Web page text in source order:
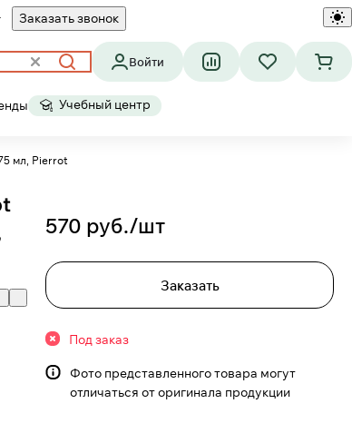
Заказать звонок
Войти
Учебный центр
мл, Pierrot
570 руб./шт
Заказать
Под заказ
Фото представленного товара могут
отличаться от оригинала продукции